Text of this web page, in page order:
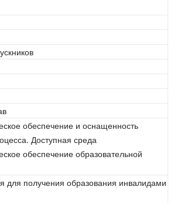
обеспечение и оснащенность
Доступная среда
обеспечение образовательной
для получения образования инвалидами